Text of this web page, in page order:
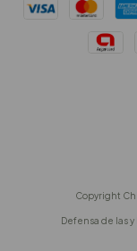
Copyright
Defensa de las